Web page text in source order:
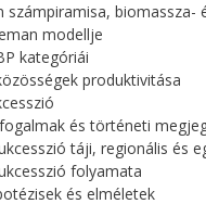
számpiramisa, biomassza-
modellje
kategóriái
produktivitása
és történeti
táji, regionális és
folyamata
és elméletek